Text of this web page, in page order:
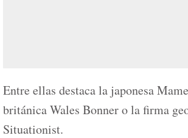
Entre ellas destaca la japonesa
británica Wales Bonner o la firma
Situationist.